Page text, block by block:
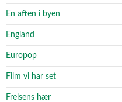
En aften i byen
England
Europop
Film vi har set
Frelsens hær